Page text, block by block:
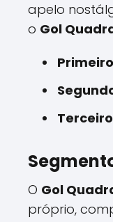
apelo
o Gol
O Gol
próprio,